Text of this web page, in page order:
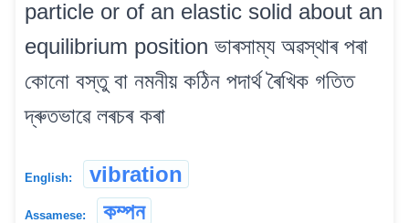
particle or of an elastic solid about an
equilibrium position ভাৰসাম্য অৱস্থাৰ পৰা
কোনো বস্তু বা নমনীয় কঠিন পদাৰ্থ ৰৈখিক গতিত
দ্ৰুতভাৱে লৰচৰ কৰা
English: vibration
Assamese: কম্পন